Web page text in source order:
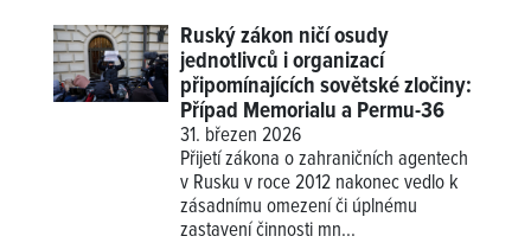
Ruský zákon ničí osudy
jednotlivců i organizací
připomínajících sovětské zločiny:
Případ Memorialu a Permu-36
31. březen 2026
Přijetí zákona o zahraničních agentech
v Rusku v roce 2012 nakonec vedlo k
zásadnímu omezení či úplnému
zastavení činnosti mn...